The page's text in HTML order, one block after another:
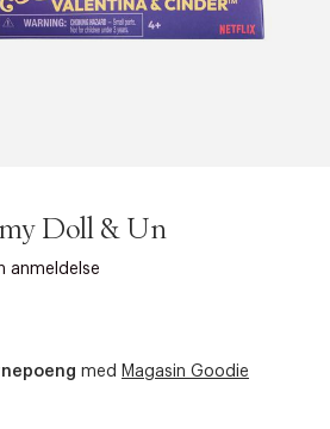
Doll & Un
anmeldelse
med Magasin Goodie